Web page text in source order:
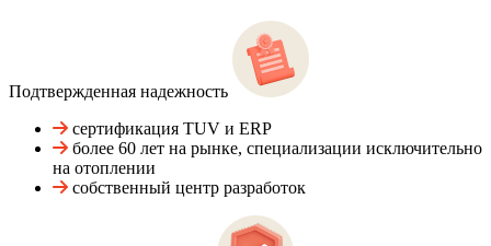
Подтвержденная надежность
сертификация TUV и ERP
более 60 лет на рынке, специализации исключительно
на отоплении
собственный центр разработок